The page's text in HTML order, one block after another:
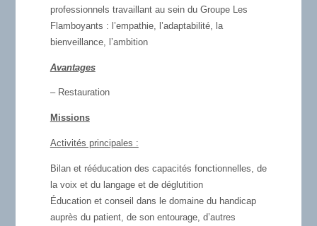
professionnels travaillant au sein du Groupe Les
Flamboyants : l’empathie, l’adaptabilité, la
bienveillance, l’ambition
Avantages
– Restauration
Missions
Activités principales :
Bilan et rééducation des capacités fonctionnelles, de
la voix et du langage et de déglutition
Éducation et conseil dans le domaine du handicap
auprès du patient, de son entourage, d’autres